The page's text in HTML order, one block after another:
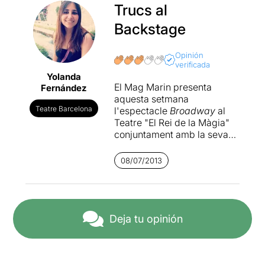
Yolanda
Fernández
Teatre Barcelona
Trucs al
Backstage
Opinión
verificada
El Mag Marin presenta
aquesta setmana
l'espectacle Broadway al
Teatre "El Rei de la Màgia"
conjuntament amb la seva
a ritme de Michael Bublé
amb un truc de màgia a
primer cop d'ull senzill, a
impactant. L'obra
s'ensenya al revés, és a dir,
primer veus el número final i
08/07/2013
Deja tu opinión